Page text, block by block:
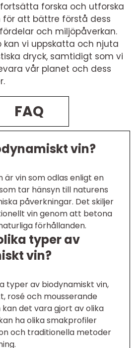
forska och utforska
för att bättre förstå dess
och miljöpåverkan.
kan vi uppskatta och njuta
dryck, samtidigt som vi
vår planet och dess
FAQ
vin?
är vin som odlas enligt en
tar hänsyn till naturens
påverkningar. Det skiljer
vin genom att betona
förhållanden.
typer av
vin?
typer av biodynamiskt vin,
rosé och mousserande
kan det vara gjort av olika
ha olika smakprofiler
och traditionella metoder